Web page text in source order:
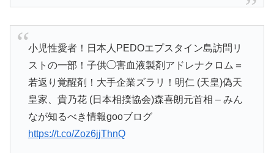
小児性愛者！日本人PEDOエプスタイン島訪問リ
ストの一部！子供◯害血液製剤アドレナクロム＝
若返り覚醒剤！大手企業ズラリ！明仁 (天皇)偽天
皇家、貴乃花 (日本相撲協会)森喜朗元首相 – みん
なが知るべき情報gooブログ
https://t.co/Zoz6jjThnQ